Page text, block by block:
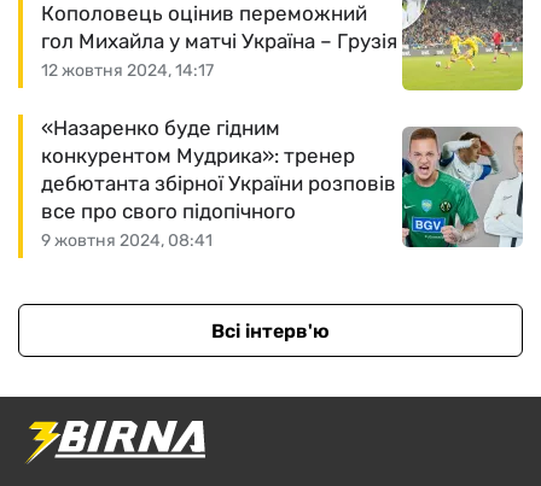
12 жовтня 2024, 14:17
Кополовець оцінив переможний
гол Михайла у матчі Україна – Грузія
9 жовтня 2024, 08:41
«Назаренко буде гідним
конкурентом Мудрика»: тренер
дебютанта збірної України розповів
все про свого підопічного
Всі інтерв'ю